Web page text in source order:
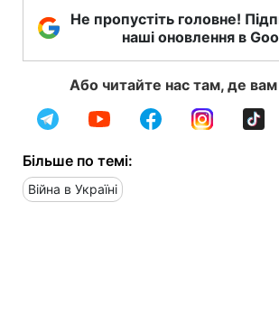
Не пропустіть головне!
наші оновлення в
Або читайте нас там, де вам
Більше по темі:
Війна в Україні